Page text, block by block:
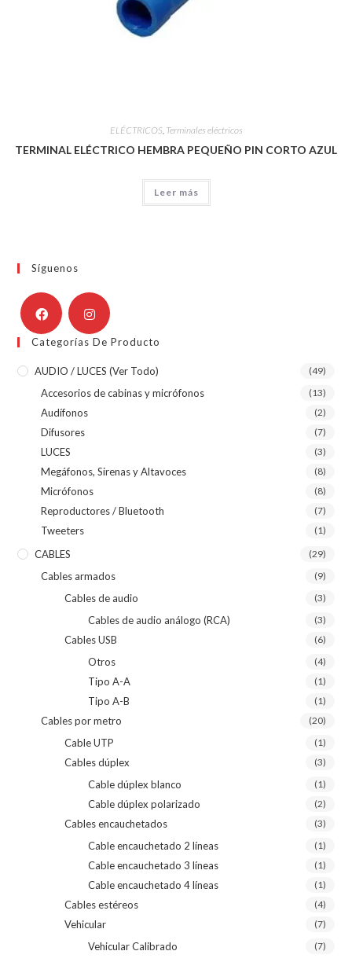
ELÉCTRICOS, Terminales eléctricos
TERMINAL ELÉCTRICO HEMBRA PEQUEÑO PIN CORTO AZUL
Leer más
Síguenos
Categorías De Producto
AUDIO / LUCES (ver Todo) (49)
Accesorios de cabinas y micrófonos (13)
Audífonos (2)
Difusores (7)
LUCES (3)
Megáfonos, Sirenas y Altavoces (8)
Micrófonos (8)
Reproductores / Bluetooth (7)
Tweeters (1)
CABLES (29)
Cables armados (9)
Cables de audio (3)
Cables de audio análogo (RCA) (3)
Cables USB (6)
Otros (4)
Tipo A-A (1)
Tipo A-B (1)
Cables por metro (20)
Cable UTP (1)
Cables dúplex (3)
Cable dúplex blanco (1)
Cable dúplex polarizado (2)
Cables encauchetados (3)
Cable encauchetado 2 líneas (1)
Cable encauchetado 3 líneas (1)
Cable encauchetado 4 líneas (1)
Cables estéreos (4)
Vehicular (7)
Vehicular Calibrado (7)